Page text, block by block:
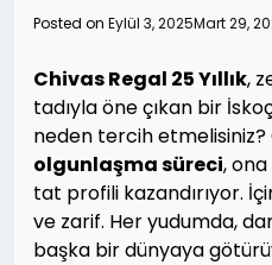
Posted on Eylül 3, 2025Mart 29,
Chivas Regal 25 Yıllık,
tadıyla öne çıkan bir
neden tercih etmelisiniz?
olgunlaşma süreci,
tat profili kazandırıyor.
ve zarif. Her yudumda,
başka bir dünyaya